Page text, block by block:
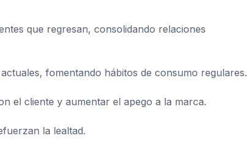
que regresan, consolidando relaciones
fomentando hábitos de consumo regulares.
el cliente y aumentar el apego a la marca.
la lealtad.